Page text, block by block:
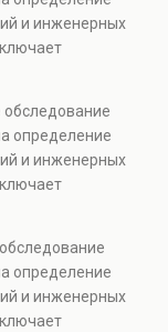
силу.
оценки
и судебных
техническое
имеющее
силу.
объектов, а
и технических
и инженерных
безопасности.
объектов, а
и технических
обследование
определение
и инженерных
безопасности.
объектов, а
и технических
определение
и инженерных